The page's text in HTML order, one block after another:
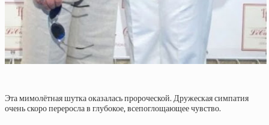
Эта мимолётная шутка оказалась пророческой. Дружеская симпатия
очень скоро переросла в глубокое, всепоглощающее чувство.